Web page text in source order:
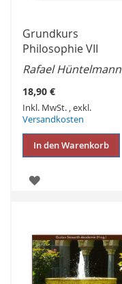
Grundkurs
Philosophie VII
Rafael Hüntelmann
18,90 €
Inkl. MwSt. ,exkl.
Versandkosten
In den Warenkorb
ZUR